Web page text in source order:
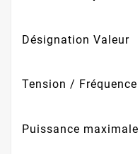
Désignation Valeur
Tension / Fréquence
Puissance maximale